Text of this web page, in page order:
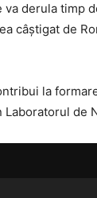
derula timp
câştigat de
la
de